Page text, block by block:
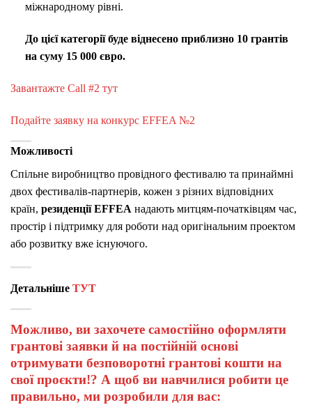
міжнародному рівні.
До цієї категорії буде віднесено приблизно 10 грантів
на суму 15 000 євро.
Завантажте Call #2 тут
Подайте заявку на конкурс EFFEA №2
Можливості
Спільне виробництво провідного фестивалю та принаймні
двох фестивалів-партнерів, кожен з різних відповідних
країн, резиденції EFFEA надають митцям-початківцям час,
простір і підтримку для роботи над оригінальним проектом
або розвитку вже існуючого.
Детальніше ТУТ
Можливо, ви захочете самостійно оформляти
грантові заявки й на постійній основі
отримувати безповоротні грантові кошти на
свої проєкти!? А щоб ви навчилися робити це
правильно, ми розробили для вас: